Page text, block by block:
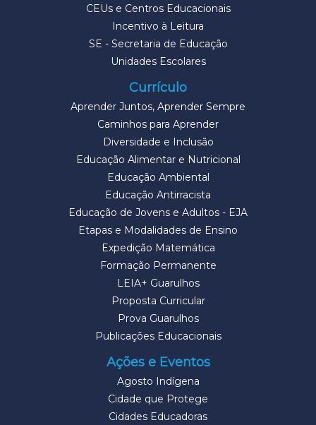
CEUs e Centros Educacionais
Incentivo à Leitura
SE - Secretaria de Educação
Unidades Escolares
Currículo
Aprender Juntos, Aprender Sempre
Caminhos para Aprender
Diversidade e Inclusão
Educação Alimentar e Nutricional
Educação Ambiental
Educação Antirracista
Educação de Jovens e Adultos - EJA
Etapas e Modalidades de Ensino
Expedição Matemática
Formação Permanente
LEIA+ Guarulhos
Proposta Curricular
Prova Guarulhos
Publicações Educacionais
Ações e Eventos
Agosto Indígena
Cidade que Protege
Cidades Educadoras